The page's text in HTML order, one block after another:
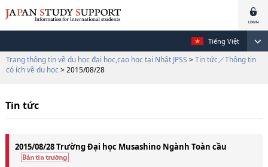
Tiếng Việt
Trang thông tin về du học đại học,cao học tại Nhật JPSS > Tin tức／Thông tin
có ích về du học > 2015/08/28
Tin tức
2015/08/28 Trường Đại học Musashino Ngành Toàn cầu